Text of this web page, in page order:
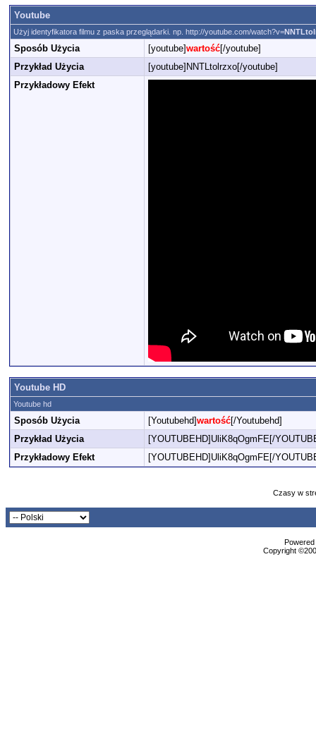
Youtube
Użyj identyfikatora filmu z paska przeglądarki. np. http://youtube.com/watch?v=
Sposób Użycia [youtube]wartość[/youtube]
Przykład Użycia
[youtube]NNTLtolrzxo[/youtube]
Przykładowy Efekt
Youtube HD
Youtube hd
Sposób Użycia [Youtubehd]wartość[/Youtubehd]
Przykład Użycia
[YOUTUBEHD]UliK8qOgmFE[/
Przykładowy Efekt
[YOUTUBEHD]UliK8qOgmFE[/
Czasy w
Copyright